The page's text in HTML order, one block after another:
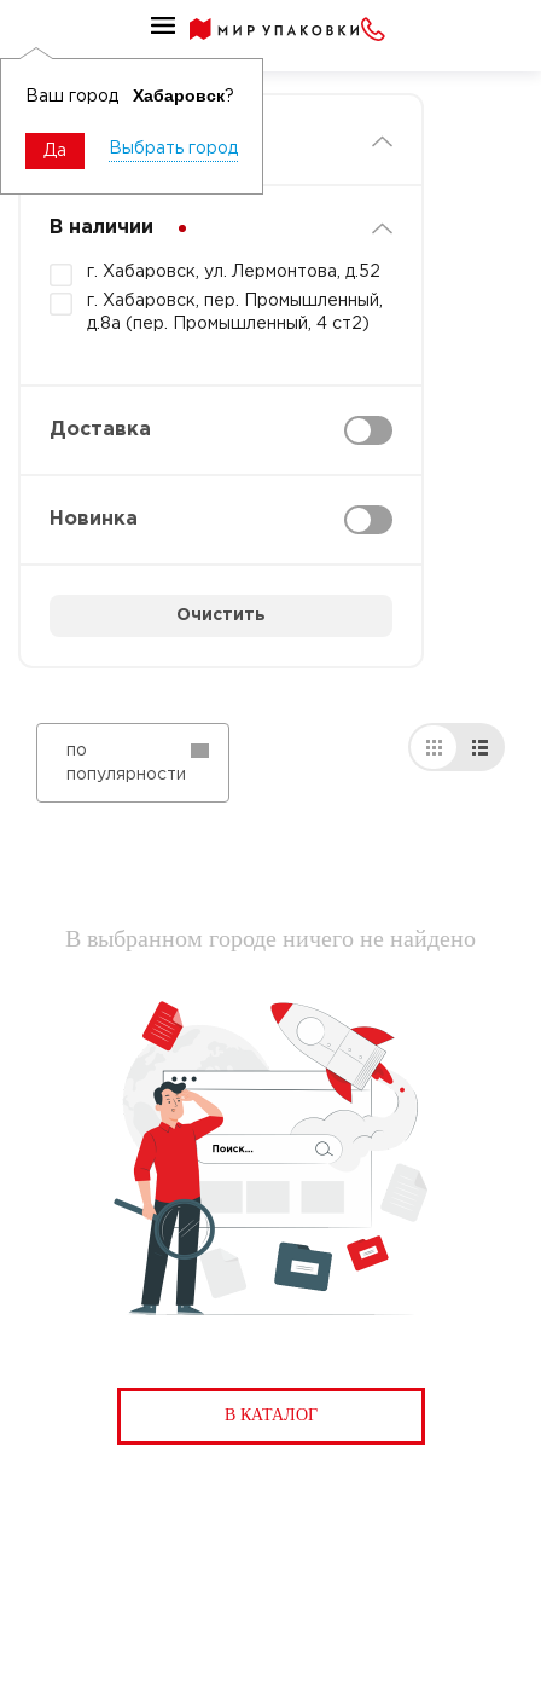
Ваш город Хабаровск?
Да Выбрать город
Главная
Фильтры
В наличии
г. Хабаровск, ул. Лермонтова, д.52
г. Хабаровск, пер. Промышленный,
д.8а (пер. Промышленный, 4 ст2)
Доставка
Новинка
Очистить
по
популярности
В выбранном городе ничего не найдено
В КАТАЛОГ